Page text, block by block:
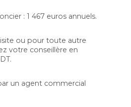
: 1 467 euros annuels.
ou pour toute autre
votre conseillère en
un agent commercial